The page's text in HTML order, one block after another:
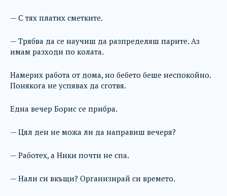
— С тях платих сметките.
— Трябва да се научиш да разпределяш парите. Аз
имам разходи по колата.
Намерих работа от дома, но бебето беше неспокойно.
Понякога не успявах да сготвя.
Една вечер Борис се прибра.
— Цял ден не можа ли да направиш вечеря?
— Работех, а Ники почти не спа.
— Нали си вкъщи? Организирай си времето.